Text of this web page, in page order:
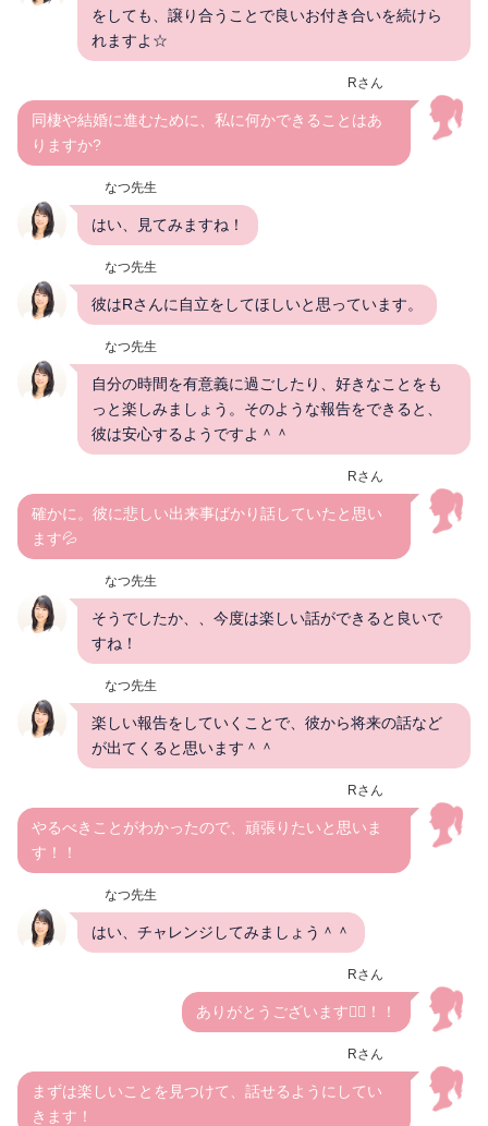
をしても、譲り合うことで良いお付き合いを続けら
れますよ☆
Rさん
同棲や結婚に進むために、私に何かできることはあ
りますか?
なつ先生
はい、見てみますね！
なつ先生
彼はRさんに自立をしてほしいと思っています。
なつ先生
自分の時間を有意義に過ごしたり、好きなことをも
っと楽しみましょう。そのような報告をできると、
彼は安心するようですよ＾＾
Rさん
確かに。彼に悲しい出来事ばかり話していたと思い
ます💦
なつ先生
そうでしたか、、今度は楽しい話ができると良いで
すね！
なつ先生
楽しい報告をしていくことで、彼から将来の話など
が出てくると思います＾＾
Rさん
やるべきことがわかったので、頑張りたいと思いま
す！！
なつ先生
はい、チャレンジしてみましょう＾＾
Rさん
ありがとうございます🙇‍♀️！！
Rさん
まずは楽しいことを見つけて、話せるようにしてい
きます！